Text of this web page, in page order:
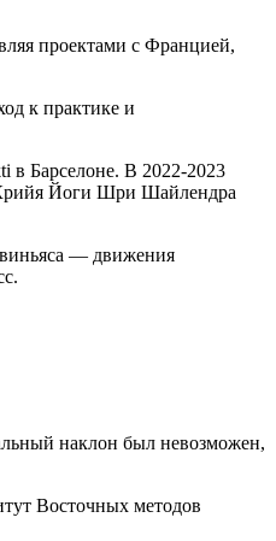
проектами с Францией,
к практике и
в Барселоне. В 2022-2023
Крийя Йоги ‌Шри Шайлендра
— движения
наклон был невозможен,
Восточных методов